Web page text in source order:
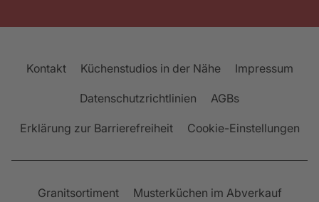
Kontakt Küchenstudios in der Nähe Impressum
Datenschutzrichtlinien AGBs
Erklärung zur Barrierefreiheit Cookie-Einstellungen
Granitsortiment Musterküchen im Abverkauf